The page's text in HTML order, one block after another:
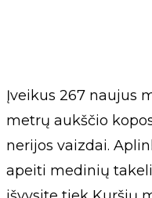
Įveikus 267 naujus
metrų aukščio
nerijos vaizdai.
apeiti medinių